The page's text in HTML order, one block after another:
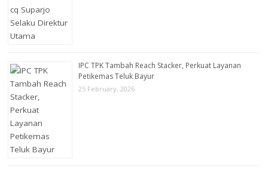
IPC TPK Tambah Reach Stacker, Perkuat Layanan
Petikemas Teluk Bayur
25 February, 2026